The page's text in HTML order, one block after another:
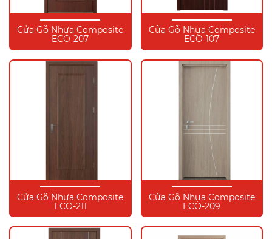
Cửa Gỗ Nhựa Composite
ECO-207
Cửa Gỗ Nhựa Composite
ECO-107
Cửa Gỗ Nhựa Composite
ECO-211
Cửa Gỗ Nhựa Composite
ECO-209